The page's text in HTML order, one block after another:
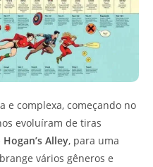
e complexa, começando no
evoluíram de tiras
Hogan’s Alley, para uma
vários gêneros e